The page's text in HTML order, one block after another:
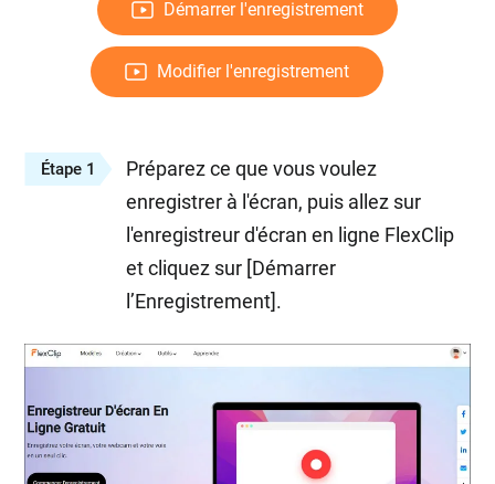
Démarrer l'enregistrement
Modifier l'enregistrement
Étape 1
Préparez ce que vous voulez
enregistrer à l'écran, puis allez sur
l'enregistreur d'écran en ligne FlexClip
et cliquez sur [Démarrer
l’Enregistrement].